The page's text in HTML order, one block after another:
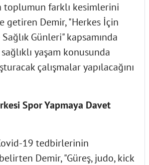
toplumun farklı kesimlerini
getiren Demir, "Herkes İçin
Günleri" kapsamında
yaşam konusunda
çalışmalar yapılacağını
Spor Yapmaya Davet
19 tedbirlerinin
Demir, "Güreş, judo, kick